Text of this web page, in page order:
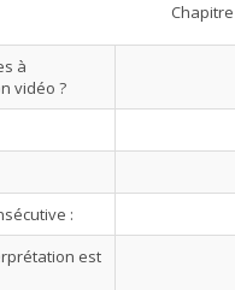
Chapitre
à
vidéo ?
:
est